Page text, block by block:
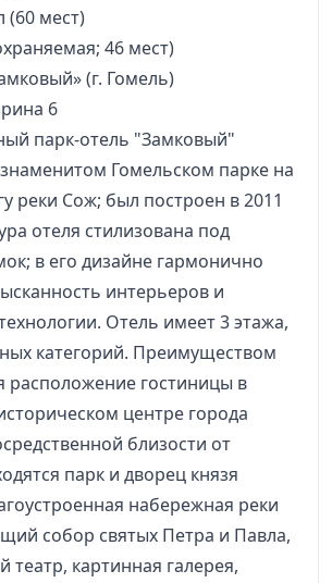
(60 мест)
46 мест)
(г. Гомель)
6
парк-отель "Замковый"
Гомельском парке на
реки Сож; был построен в 2011
отеля стилизована под
в его дизайне гармонично
интерьеров и
Отель имеет 3 этажа,
категорий. Преимуществом
расположение гостиницы в
центре города
близости от
парк и дворец князя
набережная реки
собор святых Петра и Павла,
театр, картинная галерея,